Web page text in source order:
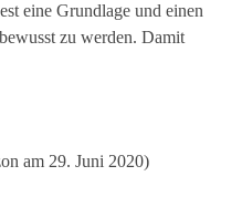
eine Grundlage und einen
zu werden. Damit
am 29. Juni 2020)